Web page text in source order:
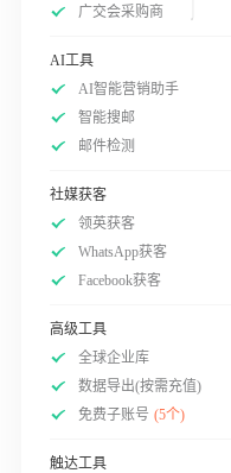
广交会采购商
AI工具
AI智能营销助手
智能搜邮
邮件检测
社媒获客
领英获客
WhatsApp获客
Facebook获客
高级工具
全球企业库
数据导出(按需充值)
免费子账号 (5个)
触达工具